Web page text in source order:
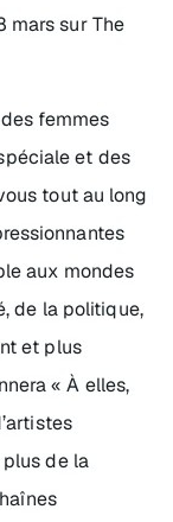
mars sur The
femmes
et des
tout au long
aux mondes
de la politique,
et plus
« À elles,
de la